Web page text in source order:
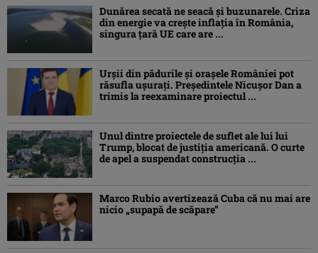
Dunărea secată ne seacă și buzunarele. Criza
din energie va crește inflația în România,
singura țară UE care are ...
Urșii din pădurile și orașele României pot
răsufla ușurați. Președintele Nicușor Dan a
trimis la reexaminare proiectul ...
Unul dintre proiectele de suflet ale lui lui
Trump, blocat de justiția americană. O curte
de apel a suspendat construcția ...
Marco Rubio avertizează Cuba că nu mai are
nicio „supapă de scăpare”